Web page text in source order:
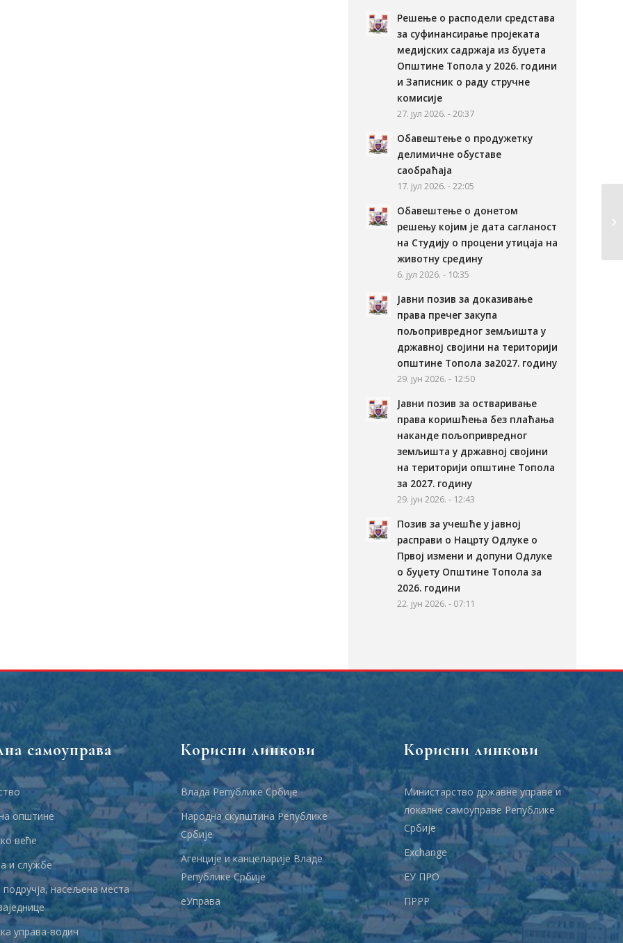
Решење о расподели средстава
за суфинансирање пројеката
медијских садржаја из буџета
Општине Топола у 2026. години
и Записник о раду стручне
комисије
27. јул 2026. - 20:37
Обавештење о продужетку
делимичне обуставе
саобраћаја
17. јул 2026. - 22:05
Обавештење о донетом
решењу којим је дата сагланост
на Студију о процени утицаја на
животну средину
6. јул 2026. - 10:35
Јавни позив за доказивање
права пречег закупа
пољопривредног земљишта у
државној својини на територији
општине Топола за2027. годину
29. јун 2026. - 12:50
Јавни позив за остваривање
права коришћења без плаћања
наканде пољопривредног
земљишта у државној својини
на територији општине Топола
за 2027. годину
29. јун 2026. - 12:43
Позив за учешће у јавној
расправи о Нацрту Одлуке о
Првој измени и допуни Одлуке
о буџету Општине Топола за
2026. години
22. јун 2026. - 07:11
самоуправа
општине
веће
и службе
насељена места
управа-водич
Корисни линкови
Влада Републике Србије
Народна скупштина Републике
Србије
Агенције и канцеларије Владе
Републике Србије
еУправа
Корисни линкови
Министарство државне управе и
локалне самоуправе Републике
Србије
Еxchange
ЕУ ПРО
ПРРР